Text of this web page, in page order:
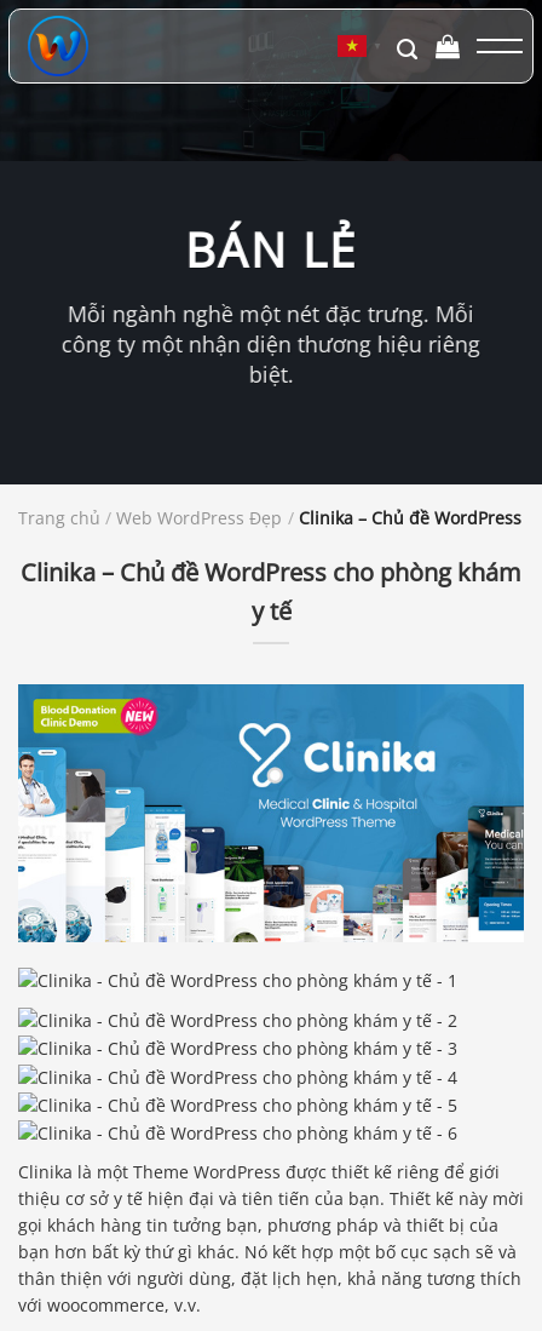
Chuyển
đến
dung
▼
BÁN LẺ
Mỗi ngành nghề một nét đặc trưng. Mỗi
công ty một nhận diện thương hiệu riêng
biệt.
Trang chủ / Web WordPress Đẹp / Clinika – Chủ đề WordPress
Clinika – Chủ đề WordPress cho phòng khám
y tế
Clinika là một Theme WordPress được thiết kế riêng để giới
thiệu cơ sở y tế hiện đại và tiên tiến của bạn. Thiết kế này mời
gọi khách hàng tin tưởng bạn, phương pháp và thiết bị của
bạn hơn bất kỳ thứ gì khác. Nó kết hợp một bố cục sạch sẽ và
thân thiện với người dùng, đặt lịch hẹn, khả năng tương thích
với woocommerce, v.v.